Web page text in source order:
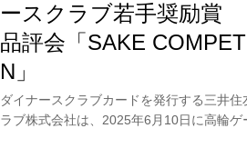
ースクラブ若手奨励賞
品評会「SAKE
N」
ダイナースクラブカードを発行する三井住
ラブ株式会社は、2025年6月10日に高輪ゲ